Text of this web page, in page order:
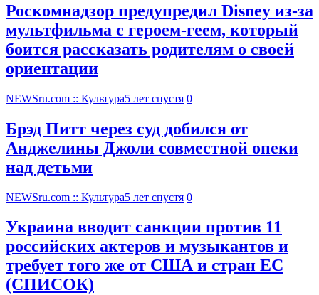
Роскомнадзор предупредил Disney из-за
мультфильма c героем-геем, который
боится рассказать родителям о своей
ориентации
NEWSru.com :: Культура5 лет спустя 0
Брэд Питт через суд добился от
Анджелины Джоли совместной опеки
над детьми
NEWSru.com :: Культура5 лет спустя 0
Украина вводит санкции против 11
российских актеров и музыкантов и
требует того же от США и стран ЕС
(СПИСОК)